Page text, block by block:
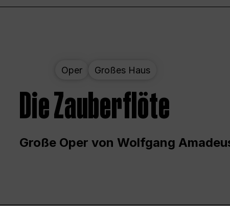
Oper Großes Haus
Die Zauberflöte
Große Oper von Wolfgang